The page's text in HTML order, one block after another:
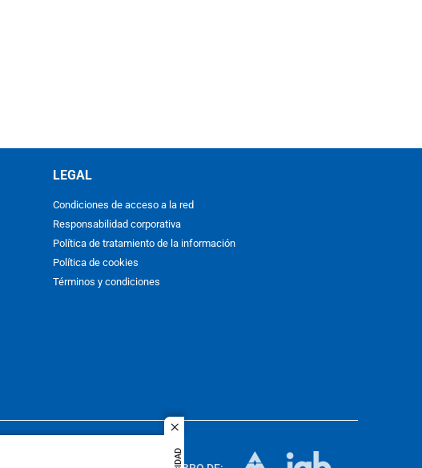
close
LEGAL
Condiciones de acceso a la red
Responsabilidad corporativa
Política de tratamiento de la información
Política de cookies
Términos y condiciones
a cualquier idioma